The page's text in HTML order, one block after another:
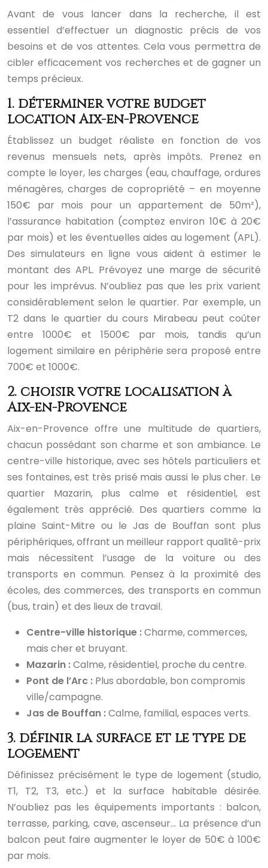
Avant de vous lancer dans la recherche, il est
essentiel d’effectuer un diagnostic précis de vos
besoins et de vos attentes. Cela vous permettra de
cibler efficacement vos recherches et de gagner un
temps précieux.
1. déterminer votre budget
location Aix-en-Provence
Établissez un budget réaliste en fonction de vos
revenus mensuels nets, après impôts. Prenez en
compte le loyer, les charges (eau, chauffage, ordures
ménagères, charges de copropriété – en moyenne
150€ par mois pour un appartement de 50m²),
l’assurance habitation (comptez environ 10€ à 20€
par mois) et les éventuelles aides au logement (APL).
Des simulateurs en ligne vous aident à estimer le
montant des APL. Prévoyez une marge de sécurité
pour les imprévus. N’oubliez pas que les prix varient
considérablement selon le quartier. Par exemple, un
T2 dans le quartier du cours Mirabeau peut coûter
entre 1000€ et 1500€ par mois, tandis qu’un
logement similaire en périphérie sera proposé entre
700€ et 1000€.
2. choisir votre localisation à
Aix-en-Provence
Aix-en-Provence offre une multitude de quartiers,
chacun possédant son charme et son ambiance. Le
centre-ville historique, avec ses hôtels particuliers et
ses fontaines, est très prisé mais aussi le plus cher. Le
quartier Mazarin, plus calme et résidentiel, est
également très apprécié. Des quartiers comme la
plaine Saint-Mitre ou le Jas de Bouffan sont plus
périphériques, offrant un meilleur rapport qualité-prix
mais nécessitent l’usage de la voiture ou des
transports en commun. Pensez à la proximité des
écoles, des commerces, des transports en commun
(bus, train) et des lieux de travail.
Centre-ville historique :Charme, commerces,
mais cher et bruyant.
Mazarin :Calme, résidentiel, proche du centre.
Pont de l’Arc : Plus abordable, bon compromis
ville/campagne.
Jas de Bouffan :Calme, familial, espaces verts.
3. définir la surface et le type de
logement
Définissez précisément le type de logement (studio,
T1, T2, T3, etc.) et la surface habitable désirée.
N’oubliez pas les équipements importants : balcon,
terrasse, parking, cave, ascenseur… La présence d’un
balcon peut faire augmenter le loyer de 50€ à 100€
par mois.